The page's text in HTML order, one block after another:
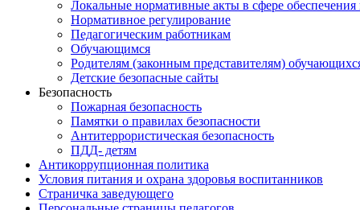
Локальные нормативные акты в сфере
Нормативное регулирование
Педагогическим работникам
Обучающимся
Родителям (законным представителям)
Детские безопасные сайты
Безопасность
Пожарная безопасность
Памятки о правилах безопасности
Антитеррористическая безопасность
ПДД- детям
Антикоррупционная политика
Условия питания и охрана здоровья воспитанников
Страничка заведующего